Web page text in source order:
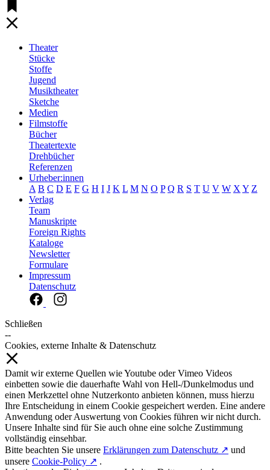
Theater
Stücke
Stoffe
Jugend
Musiktheater
Sketche
Medien
Filmstoffe
Bücher
Theatertexte
Drehbücher
Referenzen
Urheber:innen
A B C D E F G H I J K L M N O P Q R S T U V W X Y Z
Verlag
Team
Manuskripte
Foreign Rights
Kataloge
Newsletter
Formulare
Impressum
Datenschutz
Schließen
--
Cookies, externe Inhalte & Datenschutz
Damit wir externe Quellen wie Youtube oder Vimeo Videos
einbetten sowie die dauerhafte Wahl von Hell-/Dunkelmodus und
einen Merkzettel ohne Nutzerkonto anbieten können, muss hierzu
Ihre Entscheidung in einem Cookie gespeichert werden. Eine andere
Anwendung oder Auswertung von Cookies führen wir nicht durch.
Unsere Inhalte sind für Sie auch ohne eine solche Zustimmung
vollständig einsehbar.
Bitte beachten Sie unsere Erklärungen zum Datenschutz ↗ und
unsere Cookie-Policy ↗ .